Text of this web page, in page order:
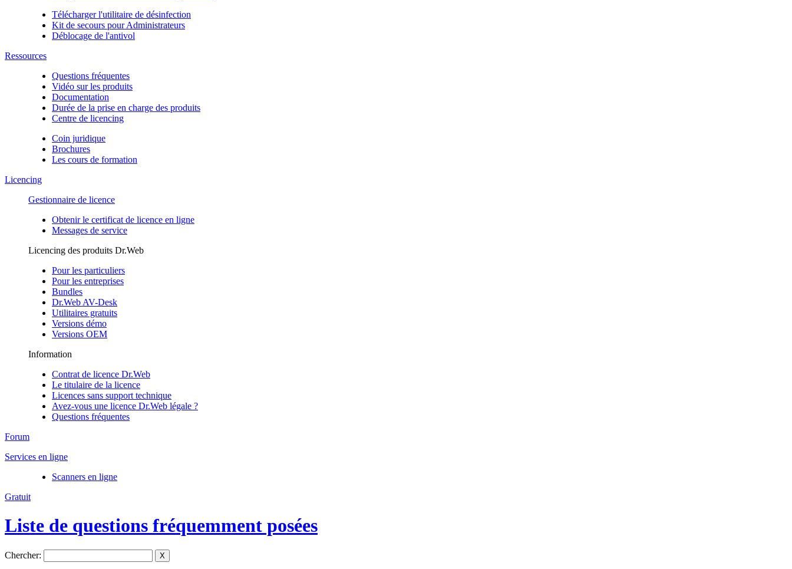
Télécharger l'utilitaire de désinfection
Kit de secours pour Administrateurs
Déblocage de l'antivol
Ressources
Questions fréquentes
Vidéo sur les produits
Documentation
Durée de la prise en charge des produits
Centre de licencing
Coin juridique
Brochures
Les cours de formation
Licencing
Gestionnaire de licence
Obtenir le certificat de licence en ligne
Messages de service
Licencing des produits Dr.Web
Pour les particuliers
Pour les entreprises
Bundles
Dr.Web AV-Desk
Utilitaires gratuits
Versions démo
Versions OEM
Information
Contrat de licence Dr.Web
Le titulaire de la licence
Licences sans support technique
Avez-vous une licence Dr.Web légale ?
Questions fréquentes
Forum
Services en ligne
Scanners en ligne
Gratuit
Liste de questions fréquemment posées
Chercher: X